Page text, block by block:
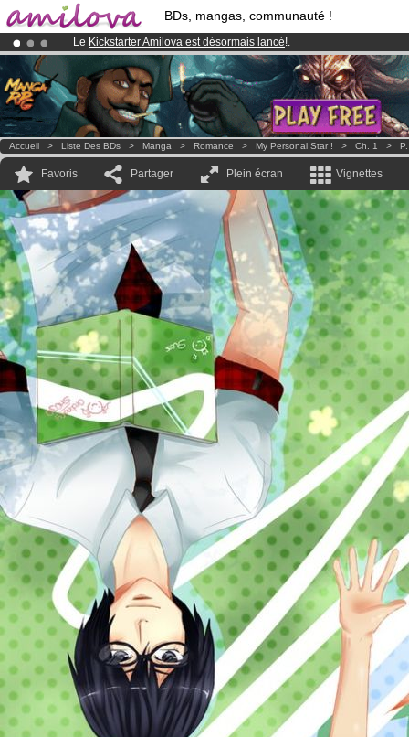
BDs, mangas, communauté !
Le Kickstarter Amilova est désormais lancé!.
Déjà 100000membreset 1000BDs & Mangas!
Abonnement premium: à partir de
3.95 eurospar mois !Clique ici
Accueil > Liste Des BDs > Manga > Romance > My Personal Star ! > Ch. 1 >
Favoris Partager Plein écran Vignettes